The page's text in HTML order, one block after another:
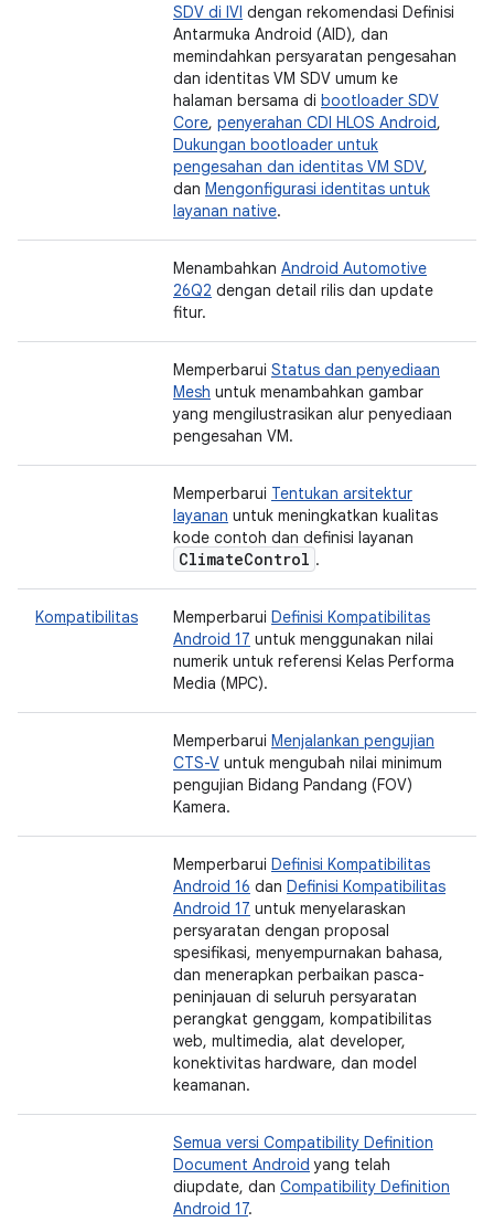
SDV di IVI dengan rekomendasi Definisi
Antarmuka Android (AID), dan
memindahkan persyaratan pengesahan
dan identitas VM SDV umum ke
halaman bersama di bootloader SDV
Core, penyerahan CDI HLOS Android,
Dukungan bootloader untuk
pengesahan dan identitas VM SDV,
dan Mengonfigurasi identitas untuk
layanan native.
Menambahkan Android Automotive
26Q2 dengan detail rilis dan update
fitur.
Memperbarui Status dan penyediaan
Mesh untuk menambahkan gambar
yang mengilustrasikan alur penyediaan
pengesahan VM.
Memperbarui Tentukan arsitektur
layanan untuk meningkatkan kualitas
kode contoh dan definisi layanan
ClimateControl .
Kompatibilitas Memperbarui Definisi Kompatibilitas
Android 17 untuk menggunakan nilai
numerik untuk referensi Kelas Performa
Media (MPC).
Memperbarui Menjalankan pengujian
CTS-V untuk mengubah nilai minimum
pengujian Bidang Pandang (FOV)
Kamera.
Memperbarui Definisi Kompatibilitas
Android 16 dan Definisi Kompatibilitas
Android 17 untuk menyelaraskan
persyaratan dengan proposal
spesifikasi, menyempurnakan bahasa,
dan menerapkan perbaikan pasca-
peninjauan di seluruh persyaratan
perangkat genggam, kompatibilitas
web, multimedia, alat developer,
konektivitas hardware, dan model
keamanan.
Semua versi Compatibility Definition
Document Android yang telah
diupdate, dan Compatibility Definition
Android 17.